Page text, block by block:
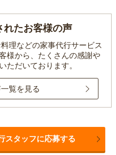
れたお客様の声
理などの家事代行サービス
様から、 たくさんの感謝や
ただいております。
覧を見る
スタッフに応募する